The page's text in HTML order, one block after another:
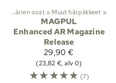
Kiväärien osat ‪» Muut härpäkkeet ‪»
MAGPUL
Enhanced AR Magazine
Release
29,90 €
(23,82 €, alv 0)
☆☆☆☆☆ (7)